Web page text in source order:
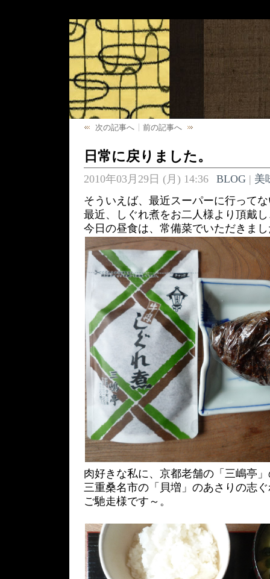
次の記事へ 前の記事へ
日常に戻りました。
2010年03月29日 (月) 14:36 BLOG| 美
そういえば、最近スーパーに行って
最近、しぐれ煮をお二人様より頂戴
今日の昼食は、常備菜でいただきま
肉好きな私に、京都老舗の「三嶋亭
三重桑名市の「貝増」のあさりの志
ご馳走様です～。